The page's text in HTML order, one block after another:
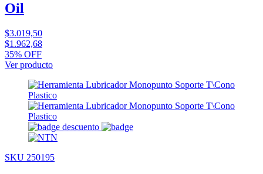
Oil
$3.019,50
$1.962,68
35% OFF
Ver producto
SKU 250195